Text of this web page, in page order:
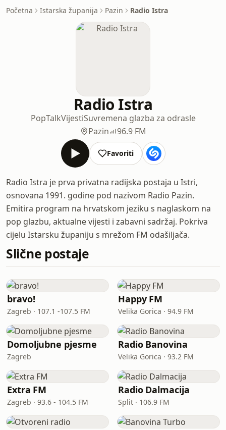
Početna Istarska županija Pazin Radio Istra
Radio Istra
PopTalkVijestiSuvremena glazba za odrasle
Pazin
96.9 FM
Favoriti
Radio Istra je prva privatna radijska postaja u Istri,
osnovana 1991. godine pod nazivom Radio Pazin.
Emitira program na hrvatskom jeziku s naglaskom na
pop glazbu, aktualne vijesti i zabavni sadržaj. Pokriva
cijelu Istarsku županiju s mrežom FM odašiljača.
Slične postaje
bravo!
Zagreb · 107.1 -107.5 FM
Happy FM
Velika Gorica · 94.9 FM
Domoljubne pjesme
Zagreb
Radio Banovina
Velika Gorica · 93.2 FM
Extra FM
Zagreb · 93.6 - 104.5 FM
Radio Dalmacija
Split · 106.9 FM